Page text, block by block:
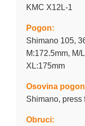
KMC X12L-1
Pogon:
Shimano 105,
M:172.5mm, M/
XL:175mm
Osovina
Shimano, press
Obruci: